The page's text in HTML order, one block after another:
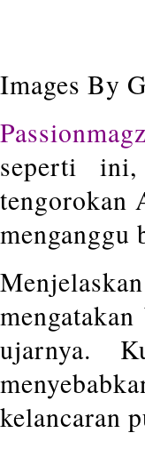
Images By
seperti ini,
tengorokan
menganggu
ujarnya.
kelancaran